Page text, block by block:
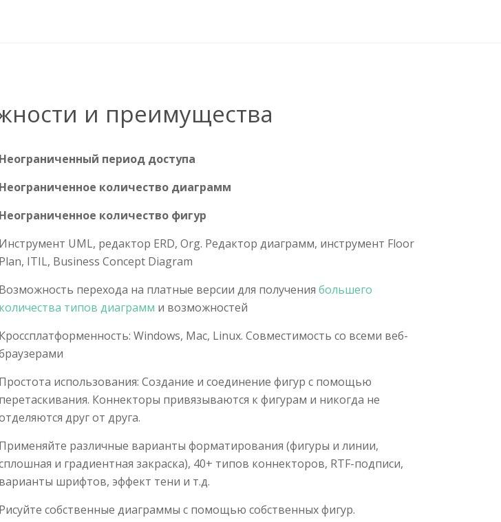
и преимущества
Неограниченный период доступа
Неограниченное количество диаграмм
Неограниченное количество фигур
Инструмент UML, редактор ERD, Org. Редактор диаграмм, инструмент Floor
Plan, ITIL, Business Concept Diagram
Возможность перехода на платные версии для получения большего
количества типов диаграмм и возможностей
Кроссплатформенность: Windows, Mac, Linux. Совместимость со всеми веб-
Простота использования: Создание и соединение фигур с помощью
перетаскивания. Коннекторы привязываются к фигурам и никогда не
друг от друга.
Применяйте различные варианты форматирования (фигуры и линии,
и градиентная закраска), 40+ типов коннекторов, RTF-подписи,
варианты шрифтов, эффект тени и т.д.
Рисуйте собственные диаграммы с помощью собственных фигур.